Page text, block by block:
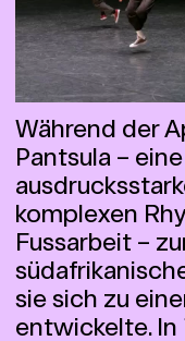
Während der
Pantsula –
komplexen
Fussarbeit –
sie sich zu
entwickelte. In